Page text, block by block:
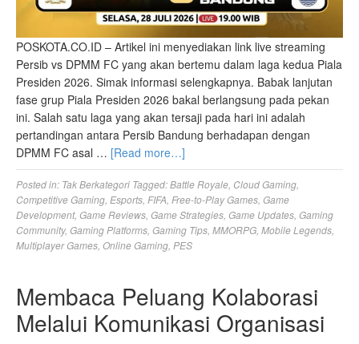
POSKOTA.CO.ID – Artikel ini menyediakan link live streaming
Persib vs DPMM FC yang akan bertemu dalam laga kedua Piala
Presiden 2026. Simak informasi selengkapnya. Babak lanjutan
fase grup Piala Presiden 2026 bakal berlangsung pada pekan
ini. Salah satu laga yang akan tersaji pada hari ini adalah
pertandingan antara Persib Bandung berhadapan dengan
DPMM FC asal … [Read more…]
Posted in: Tak Berkategori Tagged:Battle Royale Cloud Gaming
Competitive Gaming Esports FIFA Free-to-Play Games Game
Development, Game Reviews Game Strategies Game Updates Gaming
Community, Gaming Platforms Gaming Tips MMORPG Mobile Legends
Multiplayer Games Online Gaming PES
Membaca Peluang Kolaborasi
Melalui Komunikasi Organisasi